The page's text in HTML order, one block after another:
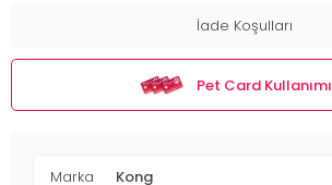
İade Koşulları
Pet Card Kullanımı
Marka Kong